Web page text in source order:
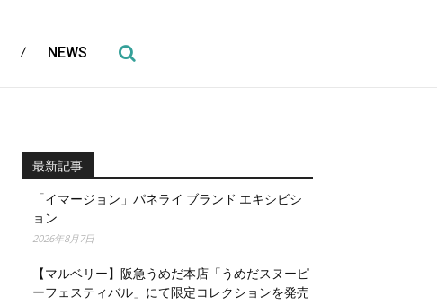
NEWS
最新記事
「イマージョン」パネライ ブランド エキシビシ
ョン
2026年8月7日
【マルベリー】阪急うめだ本店「うめだスヌーピ
ーフェスティバル」にて限定コレクションを発売